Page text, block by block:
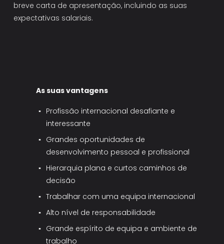
breve carta de apresentação, incluindo as suas
expectativas salariais.
As suas vantagens
Profissão internacional desafiante e
interessante
Grandes oportunidades de
desenvolvimento pessoal e profissional
Hierarquia plana e curtos caminhos de
decisão
Trabalhar com uma equipa internacional
Alto nível de responsabilidade
Grande espírito de equipa e ambiente de
trabalho